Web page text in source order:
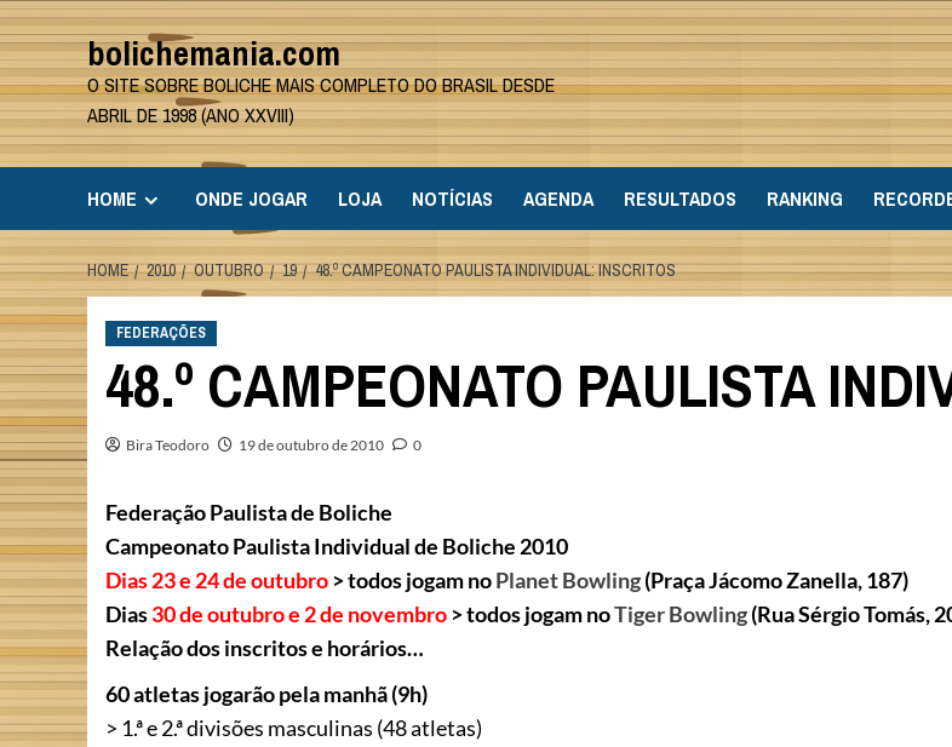
Skip
to
content
bolichemania.com
O SITE SOBRE BOLICHE MAIS COMPLETO DO BRASIL DESDE
ABRIL DE 1998 (ANO XXVIII)
HOME ONDE JOGAR LOJA NOTÍCIAS AGENDA RESULTADOS RANKING
HOME 2010 OUTUBRO 19 48.º CAMPEONATO PAULISTA INDIVIDUAL: INSCRITOS
FEDERAÇÕES
48.º CAMPEONATO PAULISTA
Bira Teodoro 19 de outubro de 2010 0
Federação Paulista de Boliche
Campeonato Paulista Individual de Boliche 2010
Dias 23 e 24 de outubro > todos jogam noPlanet Bowling(Praça Jácomo Zanella, 187)
Dias30 de outubro e 2 de novembro > todos jogam noTiger Bowling(Rua Sérgio Tomás,
Relação dos inscritos e horários…
60 atletas jogarão pela manhã (9h)
> 1.ª e 2.ª divisões masculinas (48 atletas)